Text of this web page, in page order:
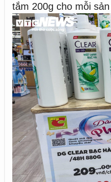
tắm 200g cho mỗi